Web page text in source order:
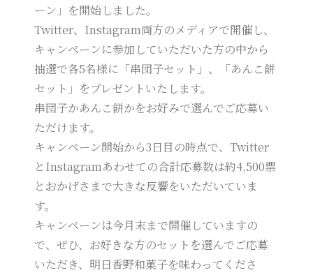
ーン」を開始しました。
Twitter、Instagram両方のメディアで開催し、
キャンペーンに参加していただいた方の中から
抽選で各5名様に「串団子セット」、「あんこ餅
セット」をプレゼントいたします。
串団子かあんこ餅かをお好みで選んでご応募い
ただけます。
キャンペーン開始から3日目の時点で、Twitter
とInstagramあわせての合計応募数は約4,500票
とおかげさまで大きな反響をいただいていま
す。
キャンペーンは今月末まで開催していますの
で、ぜひ、お好きな方のセットを選んでご応募
いただき、明日香野和菓子を味わってくださ